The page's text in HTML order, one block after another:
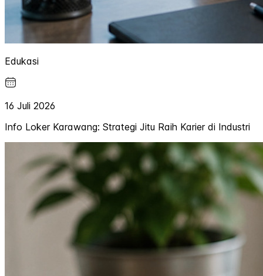
Edukasi
16 Juli 2026
Info Loker Karawang: Strategi Jitu Raih Karier di Industri